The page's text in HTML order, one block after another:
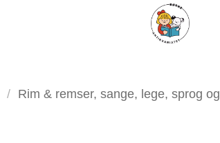
/ Rim & remser, sange, lege, sprog og